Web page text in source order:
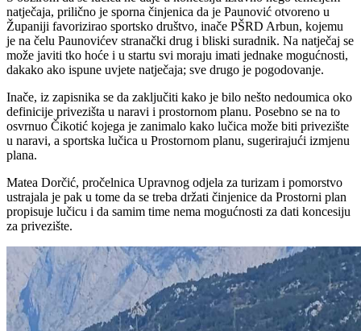
natječaja, prilično je sporna činjenica da je Paunović otvoreno u
Županiji favorizirao sportsko društvo, inače PŠRD Arbun, kojemu
je na čelu Paunovićev stranački drug i bliski suradnik. Na natječaj se
može javiti tko hoće i u startu svi moraju imati jednake mogućnosti,
dakako ako ispune uvjete natječaja; sve drugo je pogodovanje.
Inače, iz zapisnika se da zaključiti kako je bilo nešto nedoumica oko
definicije privezišta u naravi i prostornom planu. Posebno se na to
osvrnuo Čikotić kojega je zanimalo kako lučica može biti privezište
u naravi, a sportska lučica u Prostornom planu, sugerirajući izmjenu
plana.
Matea Dorčić, pročelnica Upravnog odjela za turizam i pomorstvo
ustrajala je pak u tome da se treba držati činjenice da Prostorni plan
propisuje lučicu i da samim time nema mogućnosti za dati koncesiju
za privezište.